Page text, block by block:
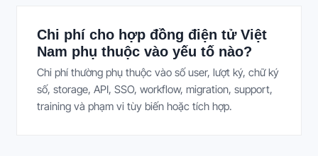
Chi phí cho hợp đồng điện tử Việt
Nam phụ thuộc vào yếu tố nào?
Chi phí thường phụ thuộc vào số user, lượt ký, chữ ký
số, storage, API, SSO, workflow, migration, support,
training và phạm vi tùy biến hoặc tích hợp.